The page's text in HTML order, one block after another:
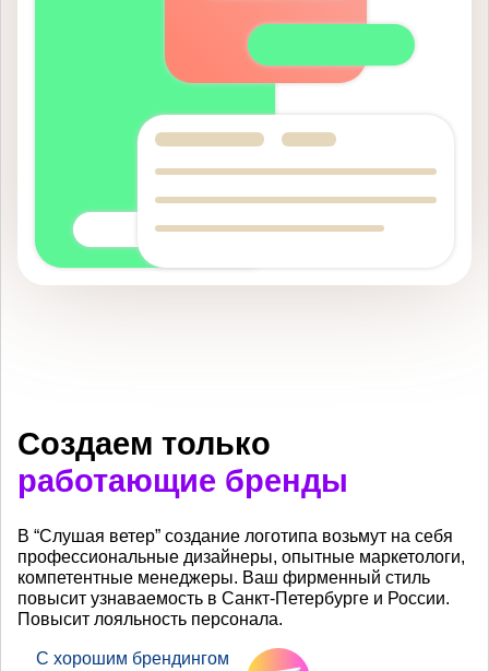
Создаем только
работающие бренды
В “Слушая ветер” создание логотипа возьмут на себя
профессиональные дизайнеры, опытные маркетологи,
компетентные менеджеры. Ваш фирменный стиль
повысит узнаваемость в Санкт-Петербурге и России.
Повысит лояльность персонала.
С хорошим брендингом